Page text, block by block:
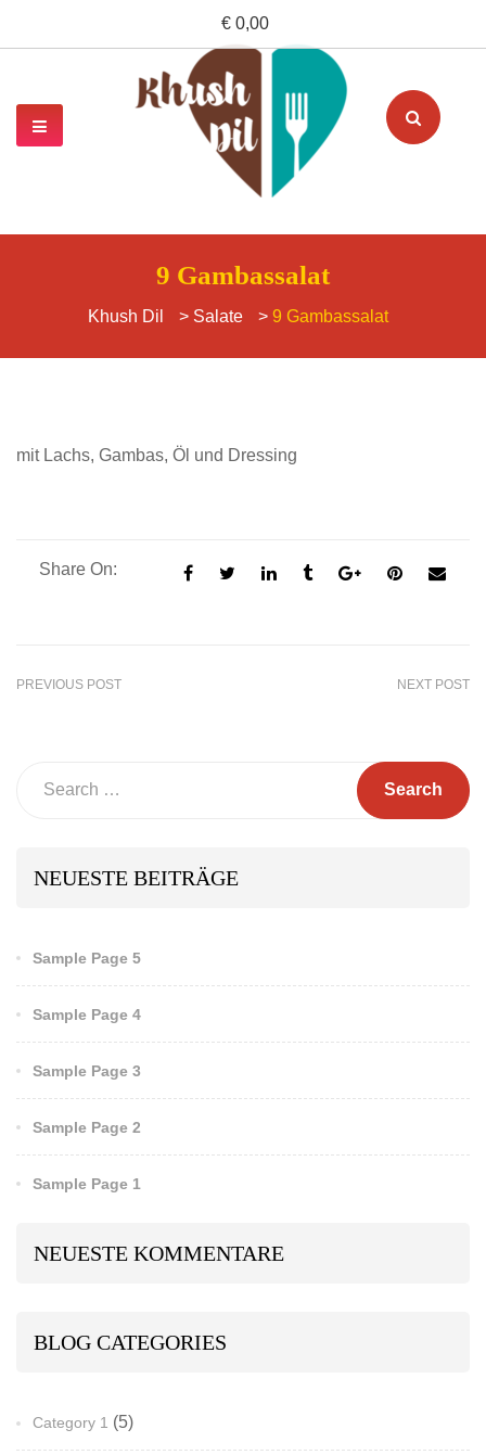
9 Gambassalat
Khush Dil > Salate > 9 Gambassalat
mit Lachs, Gambas, Öl und Dressing
Share On:
PREVIOUS POST NEXT POST
NEUESTE BEITRÄGE
Sample Page 5
Sample Page 4
Sample Page 3
Sample Page 2
Sample Page 1
NEUESTE KOMMENTARE
BLOG CATEGORIES
Category 1 (5)
€ 0,00